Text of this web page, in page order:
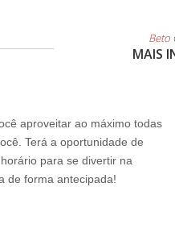
Beto
MAIS
aproveitar ao máximo todas
Terá a oportunidade de
para se divertir na
de forma antecipada!